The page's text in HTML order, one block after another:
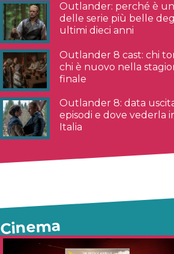
Outlander: perché è
delle serie più belle
ultimi dieci anni
Outlander 8 cast: chi
chi è nuovo nella
finale
Outlander 8: data
episodi e dove vederla
Italia
Cinema